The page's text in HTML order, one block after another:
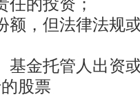
任的投资；
额，但法律法规
基金托管人出资
股票